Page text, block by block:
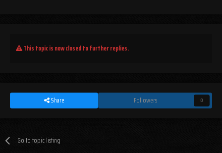
This topic is now closed to further replies.
Share Followers 0
Go to topic listing